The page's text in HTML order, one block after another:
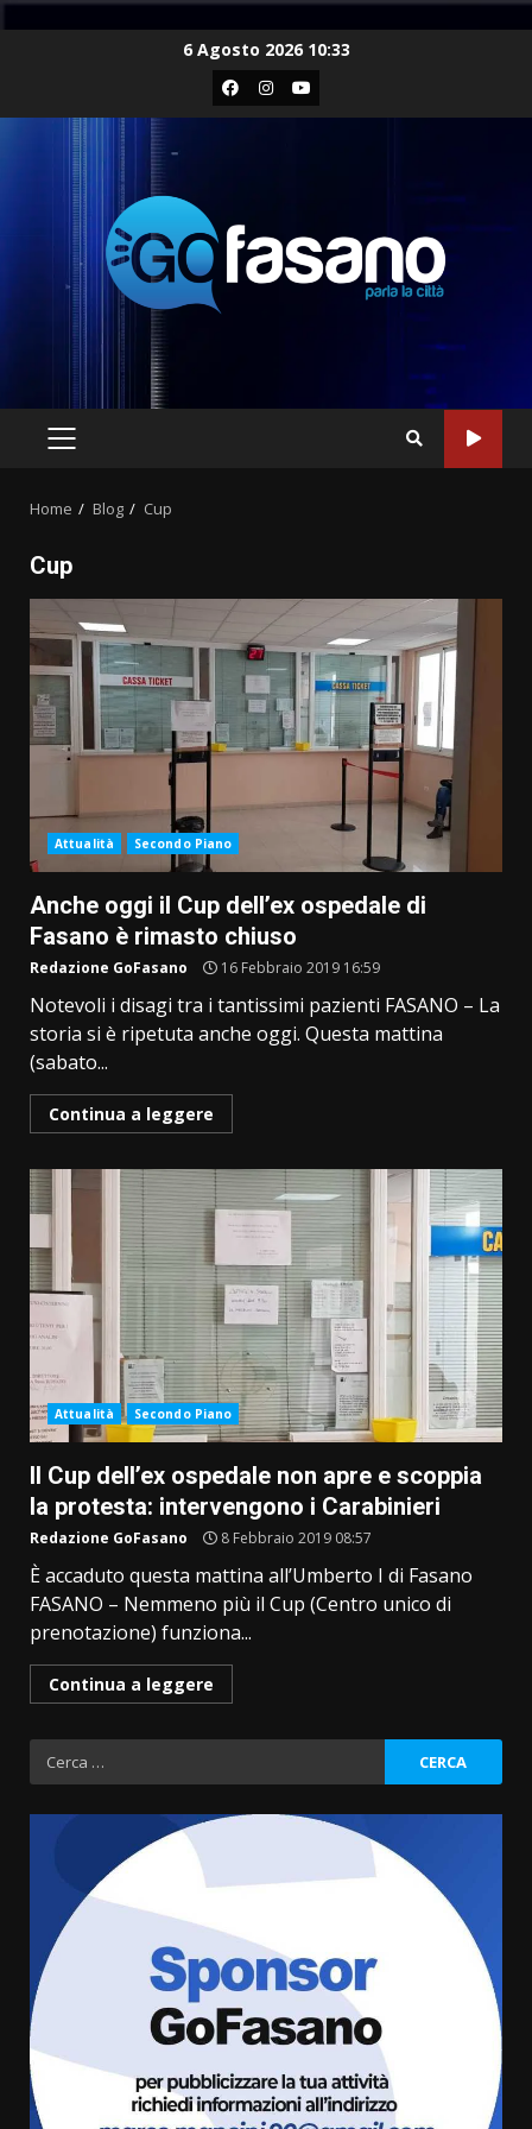
6 Agosto 2026 10:33
Facebook
Instagram
Youtube
PRIMARY
Home Blog Cup
Cup
Attualità Secondo Piano
Anche oggi il Cup dell’ex ospedale di
Fasano è rimasto chiuso
Redazione GoFasano 16 Febbraio 2019 16:59
Notevoli i disagi tra i tantissimi pazienti FASANO – La
storia si è ripetuta anche oggi. Questa mattina
(sabato...
Continua a leggere
Attualità Secondo Piano
Il Cup dell’ex ospedale non apre e scoppia
la protesta: intervengono i Carabinieri
Redazione GoFasano 8 Febbraio 2019 08:57
È accaduto questa mattina all’Umberto I di Fasano
FASANO – Nemmeno più il Cup (Centro unico di
prenotazione) funziona...
Continua a leggere
Ricerca
per:
La magia del Minareto e la prima
assoluta de “L’Albergo
Belvedere. Il rapimento”
6 Agosto 2026 06:15